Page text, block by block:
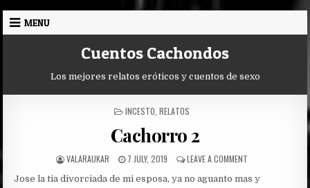
Skip
MENU
Cuentos Cachondos
Los mejores relatos eróticos y cuentos de sexo
POSTED
INCESTO RELATOS
Cachorro 2
AUTHOR:
VALARAUKAR
PUBLISHED
7 JULY, 2019 LEAVE A COMMENTON
2
Jose la tia divorciada de mi esposa, ya no aguanto mas y